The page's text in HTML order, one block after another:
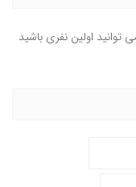
اولین نفری باشید